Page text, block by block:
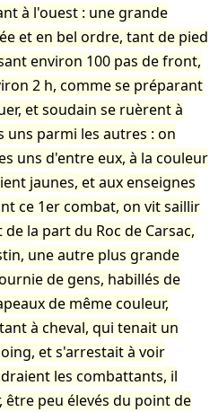
à l'ouest : une grande
et en bel ordre, tant de pied
environ 100 pas de front,
2 h, comme se préparant
et soudain se ruèrent à
uns parmi les autres : on
uns d'entre eux, à la couleur
jaunes, et aux enseignes
ce 1er combat, on vit saillir
la part du Roc de Carsac,
une autre plus grande
de gens, habillés de
de même couleur,
à cheval, qui tenait un
et s'arrestait à voir
les combattants, il
être peu élevés du point de